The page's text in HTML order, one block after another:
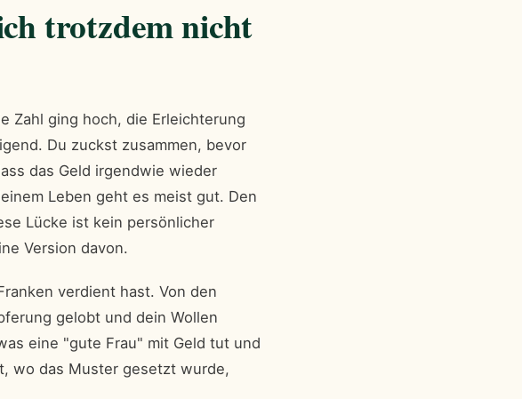
trotzdem nicht
Zahl ging hoch, die Erleichterung
Du zuckst zusammen, bevor
das Geld irgendwie wieder
Leben geht es meist gut. Den
Lücke ist kein persönlicher
Version davon.
verdient hast. Von den
gelobt und dein Wollen
eine "gute Frau" mit Geld tut und
wo das Muster gesetzt wurde,